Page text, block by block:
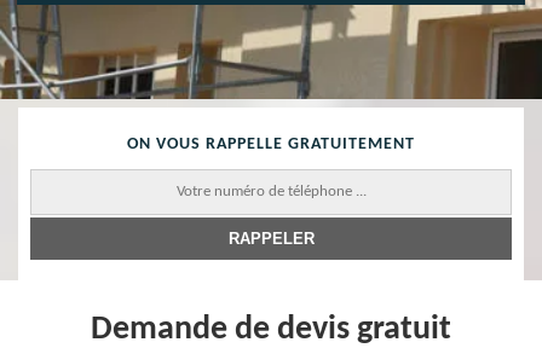
ON VOUS RAPPELLE GRATUITEMENT
Demande de devis gratuit